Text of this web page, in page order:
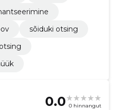
sõiduki otsing
0.0 0 hinnangut